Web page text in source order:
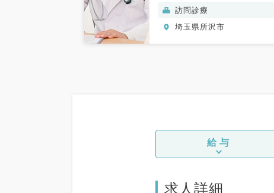
外科、脳神経外科、呼吸器
外科、心臓血管外科、泌尿
器科、一般内科、循環器内
訪問診療
埼玉県所沢市
給与
求人詳細